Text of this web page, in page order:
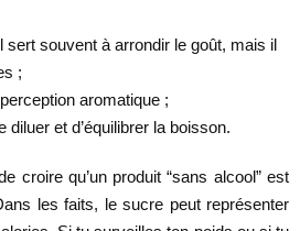
sert souvent à arrondir le goût, mais il
;
aromatique ;
diluer et d’équilibrer la boisson.
croire qu’un produit “sans alcool” est
les faits, le sucre peut représenter